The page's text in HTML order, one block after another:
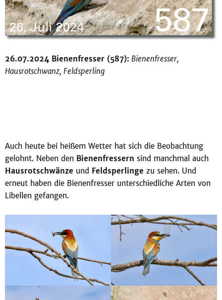
26.07.2024 Bienenfresser (587): Bienenfresser,
Hausrotschwanz, Feldsperling
Auch heute bei heißem Wetter hat sich die Beobachtung
gelohnt. Neben den Bienenfressern sind manchmal auch
Hausrotschwänze und Feldsperlinge zu sehen. Und
erneut haben die Bienenfresser unterschiedliche Arten von
Libellen gefangen.